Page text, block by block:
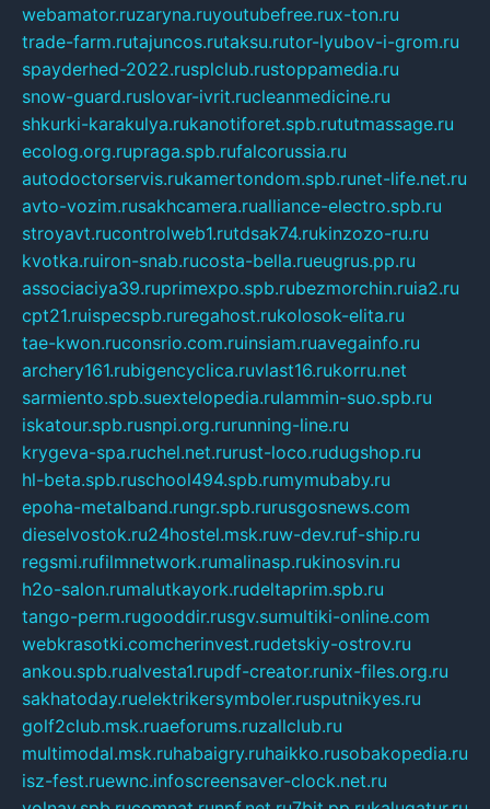
webamator.ruzaryna.ruyoutubefree.rux-ton.ru
trade-farm.rutajuncos.rutaksu.rutor-lyubov-i-grom.ru
spayderhed-2022.rusplclub.rustoppamedia.ru
snow-guard.ruslovar-ivrit.rucleanmedicine.ru
shkurki-karakulya.rukanotiforet.spb.rututmassage.ru
ecolog.org.rupraga.spb.rufalcorussia.ru
autodoctorservis.rukamertondom.spb.runet-life.net.ru
avto-vozim.rusakhcamera.rualliance-electro.spb.ru
stroyavt.rucontrolweb1.rutdsak74.rukinzozo-ru.ru
kvotka.ruiron-snab.rucosta-bella.rueugrus.pp.ru
associaciya39.ruprimexpo.spb.rubezmorchin.ruia2.ru
cpt21.ruispecspb.ruregahost.rukolosok-elita.ru
tae-kwon.ruconsrio.com.ruinsiam.ruavegainfo.ru
archery161.rubigencyclica.ruvlast16.rukorru.net
sarmiento.spb.suextelopedia.rulammin-suo.spb.ru
iskatour.spb.rusnpi.org.rurunning-line.ru
krygeva-spa.ruchel.net.rurust-loco.rudugshop.ru
hl-beta.spb.ruschool494.spb.rumymubaby.ru
epoha-metalband.rungr.spb.rurusgosnews.com
dieselvostok.ru24hostel.msk.ruw-dev.ruf-ship.ru
regsmi.rufilmnetwork.rumalinasp.rukinosvin.ru
h2o-salon.rumalutkayork.rudeltaprim.spb.ru
tango-perm.rugooddir.rusgv.sumultiki-online.com
webkrasotki.comcherinvest.rudetskiy-ostrov.ru
ankou.spb.rualvesta1.rupdf-creator.runix-files.org.ru
sakhatoday.ruelektrikersymboler.rusputnikyes.ru
golf2club.msk.ruaeforums.ruzallclub.ru
multimodal.msk.ruhabaigry.ruhaikko.rusobakopedia.ru
isz-fest.ruewnc.infoscreensaver-clock.net.ru